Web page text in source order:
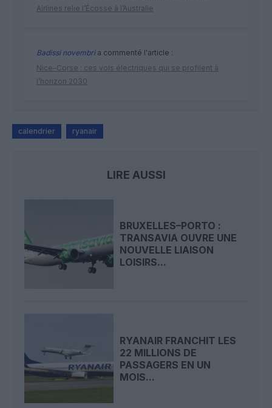
Airlines relie l’Écosse à l’Australie
Badissi novembria commenté l'article :
Nice–Corse : ces vols électriques qui se profilent à
l’horizon 2030
calendrier ryanair
LIRE AUSSI
BRUXELLES–PORTO :
TRANSAVIA OUVRE UNE
NOUVELLE LIAISON
LOISIRS...
RYANAIR FRANCHIT LES
22 MILLIONS DE
PASSAGERS EN UN
MOIS...